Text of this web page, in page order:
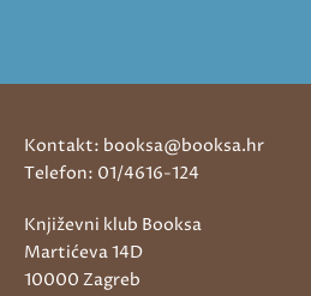
Kontakt: booksa@booksa.hr
Telefon: 01/4616-124
Književni klub Booksa
Martićeva 14D
10000 Zagreb